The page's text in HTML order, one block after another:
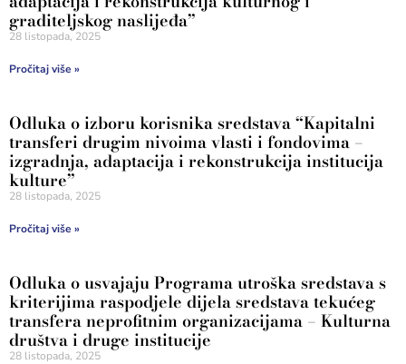
graditeljskog naslijeđa”
28 listopada, 2025
Pročitaj više »
Odluka o izboru korisnika sredstava “Kapitalni
transferi drugim nivoima vlasti i fondovima –
izgradnja, adaptacija i rekonstrukcija institucija
kulture”
28 listopada, 2025
Pročitaj više »
Odluka o usvajaju Programa utroška sredstava s
kriterijima raspodjele dijela sredstava tekućeg
transfera neprofitnim organizacijama – Kulturna
društva i druge institucije
28 listopada, 2025